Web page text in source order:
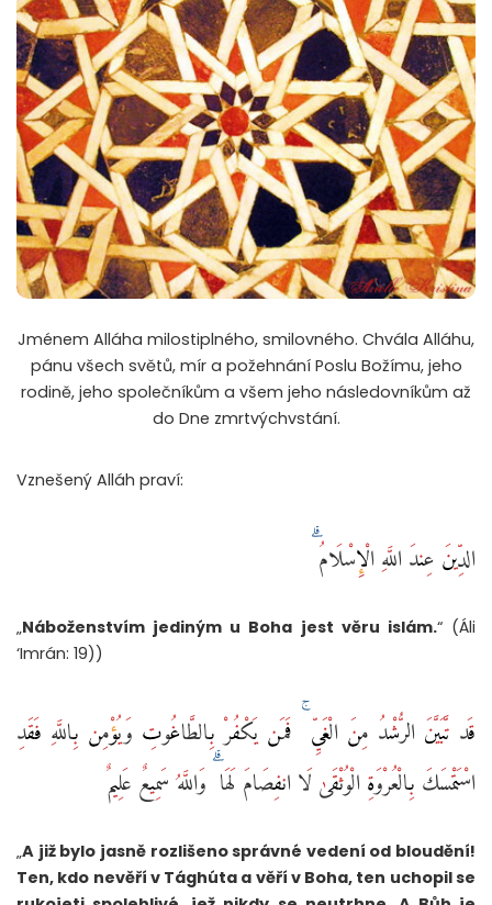
Jménem Alláha milostiplného, smilovného. Chvála Alláhu,
pánu všech světů, mír a požehnání Poslu Božímu, jeho
rodině, jeho společníkům a všem jeho následovníkům až
do Dne zmrtvýchvstání.
Vznešený Alláh praví:
الدِّينَ عِندَ اللَّهِ الْإِسْلَامُ ۗ
„Náboženstvím jediným u Boha jest věru islám.“ (Áli
‘Imrán: 19))
قَد تَّبَيَّنَ الرُّشْدُ مِنَ الْغَيِّ ۚ فَمَن يَكْفُرْ بِالطَّاغُوتِ وَيُؤْمِن بِاللَّهِ فَقَدِ
اسْتَمْسَكَ بِالْعُرْوَةِ الْوُثْقَىٰ لَا انفِصَامَ لَهَا ۗ وَاللَّهُ سَمِيعٌ عَلِيمٌ
„A již bylo jasně rozlišeno správné vedení od bloudění!
Ten, kdo nevěří v Tághúta a věří v Boha, ten uchopil se